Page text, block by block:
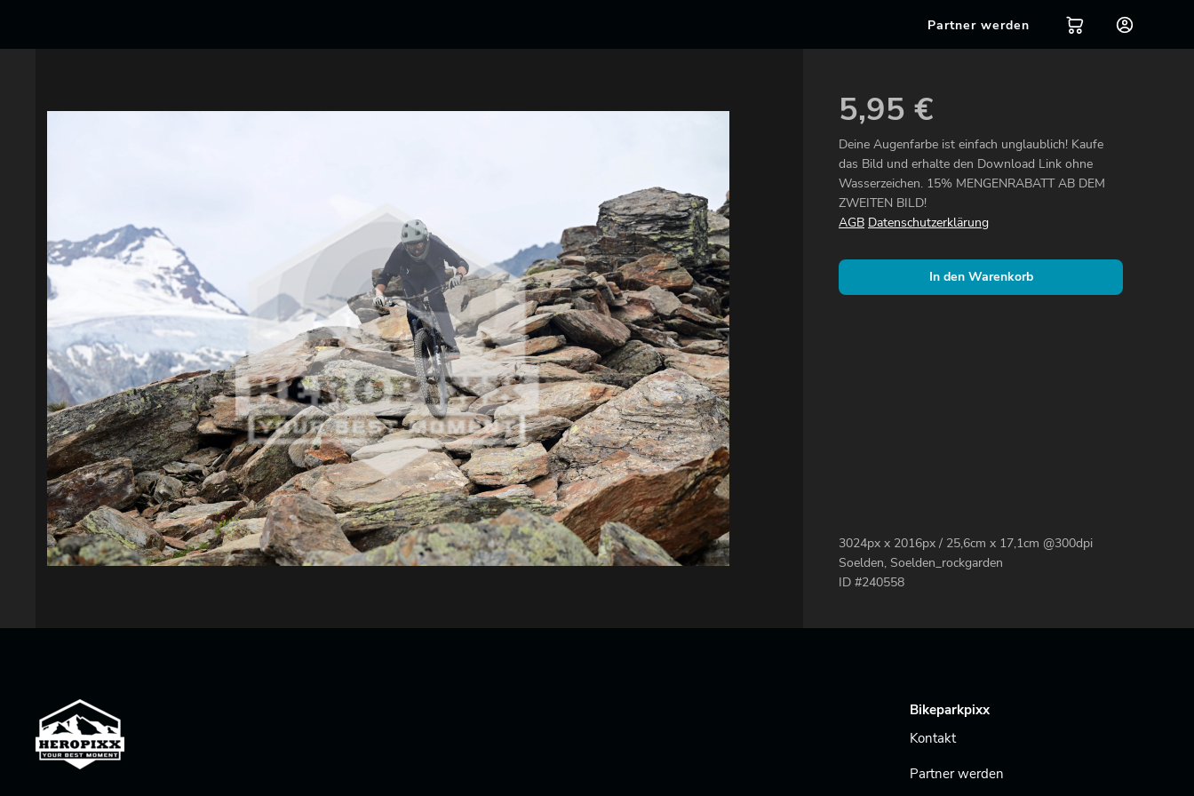
Partner werden
5,95 €
Deine Augenfarbe ist einfach unglaublich! Kaufe
das Bild und erhalte den Download Link ohne
Wasserzeichen. 15% MENGENRABATT AB DEM
ZWEITEN BILD!
AGB Datenschutzerklärung
In den Warenkorb
3024px x 2016px / 25,6cm x 17,1cm @300dpi
Soelden, Soelden_rockgarden
ID #240558
Bikeparkpixx
Kontakt
Partner werden